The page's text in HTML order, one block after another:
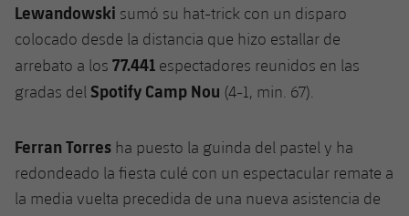
Lewandowski sumó su hat-trick con un disparo
colocado desde la distancia que hizo estallar de
arrebato a los 77.441 espectadores reunidos en las
gradas del Spotify Camp Nou (4-1, min. 67).
Ferran Torres ha puesto la guinda del pastel y ha
redondeado la fiesta culé con un espectacular remate a
la media vuelta precedida de una nueva asistencia de